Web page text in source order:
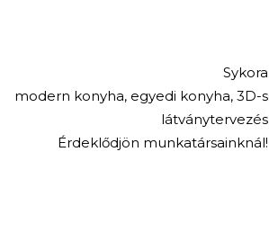
Sykora
modern konyha, egyedi konyha, 3D-s
látványtervezés
Érdeklődjön munkatársainknál!